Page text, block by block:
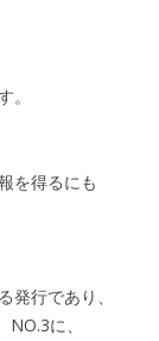
。
を得るにも
行であり、
に、